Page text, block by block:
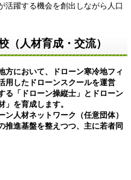
活躍する機会を創出しながら人口
（人材育成・交流）
において、ドローン寒冷地フィ
用したドローンスクールを運営
る「ドローン操縦士」とドローン
を育成します。
人材ネットワーク（任意団体）
推進基盤を整えつつ、主に若者同